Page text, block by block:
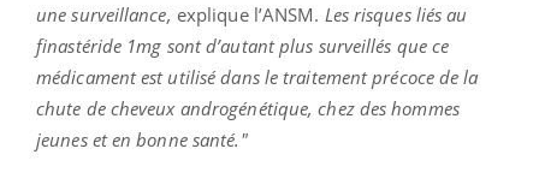
une surveillance, explique l’ANSM. Les risques liés au
finastéride 1mg sont d’autant plus surveillés que ce
médicament est utilisé dans le traitement précoce de la
chute de cheveux androgénétique, chez des hommes
jeunes et en bonne santé."